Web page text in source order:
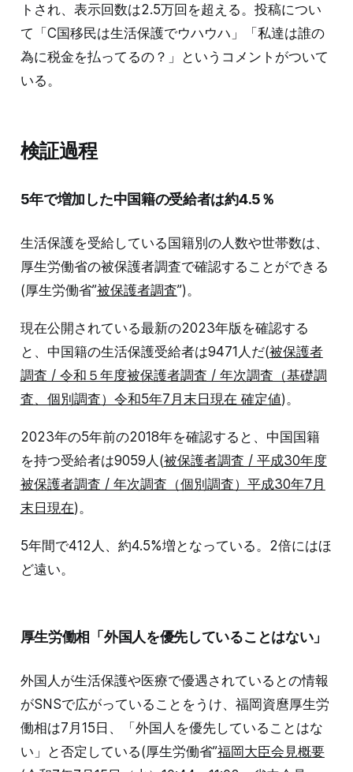
トされ、表示回数は2.5万回を超える。投稿につい
て「C国移民は生活保護でウハウハ」「私達は誰の
為に税金を払ってるの？」というコメントがついて
いる。
検証過程
5年で増加した中国籍の受給者は約4.5％
生活保護を受給している国籍別の人数や世帯数は、
厚生労働省の被保護者調査で確認することができる
(厚生労働省”被保護者調査”)。
現在公開されている最新の2023年版を確認する
と、中国籍の生活保護受給者は9471人だ(被保護者
調査 / 令和５年度被保護者調査 / 年次調査（基礎調
査、個別調査）令和5年7月末日現在 確定値)。
2023年の5年前の2018年を確認すると、中国国籍
を持つ受給者は9059人(被保護者調査 / 平成30年度
被保護者調査 / 年次調査（個別調査）平成30年7月
末日現在)。
5年間で412人、約4.5%増となっている。2倍にはほ
ど遠い。
厚生労働相「外国人を優先していることはない」
外国人が生活保護や医療で優遇されているとの情報
がSNSで広がっていることをうけ、福岡資麿厚生労
働相は7月15日、「外国人を優先していることはな
い」と否定している(厚生労働省”福岡大臣会見概要